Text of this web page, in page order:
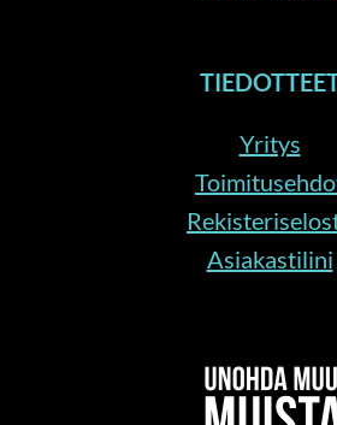
Yritys
Asiakastilini